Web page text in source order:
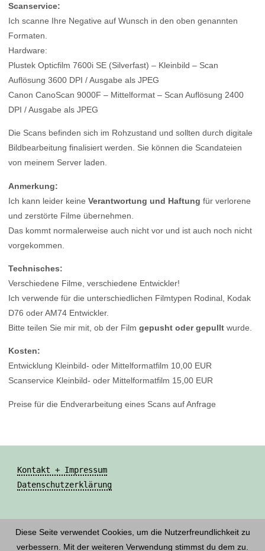
Scanservice:
Ich scanne Ihre Negative auf Wunsch in den oben genannten
Formaten.
Hardware:
Plustek Opticfilm 7600i SE (Silverfast) – Kleinbild – Scan
Auflösung 3600 DPI / Ausgabe als JPEG
Canon CanoScan 9000F – Mittelformat – Scan Auflösung 2400
DPI / Ausgabe als JPEG
Die Scans befinden sich im Rohzustand und sollten durch digitale
Bildbearbeitung finalisiert werden. Sie können die Scandateien
von meinem Server laden.
Anmerkung:
Ich kann leider keineVerantwortung und Haftung für verlorene
und zerstörte Filme übernehmen.
Das kommt normalerweise auch nicht vor und ist auch noch nicht
vorgekommen.
Technisches:
Verschiedene Filme, verschiedene Entwickler!
Ich verwende für die unterschiedlichen Filmtypen Rodinal, Kodak
D76 oder AM74 Entwickler.
Bitte teilen Sie mir mit, ob der Filmgepusht oder gepullt wurde.
Kosten:
Entwicklung Kleinbild- oder Mittelformatfilm 10,00 EUR
Scanservice Kleinbild- oder Mittelformatfilm 15,00 EUR
Preise für die Endverarbeitung eines Scans auf Anfrage
Kontakt + Impressum
Datenschutzerklärung
Diese Seite verwendet Cookies, um die Nutzerfreundlichkeit zu
verbessern. Mit der weiteren Verwendung stimmst du dem zu.